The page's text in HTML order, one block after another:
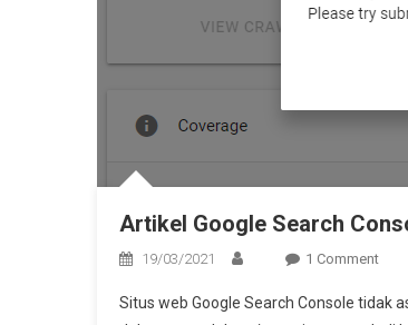
Artikel Google Search
19/03/2021 1 CommentOn
Situs web Google Search Console tidak